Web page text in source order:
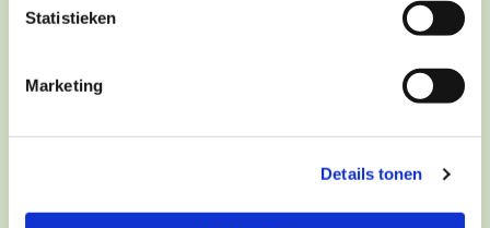
Statistieken
Marketing
Details tonen